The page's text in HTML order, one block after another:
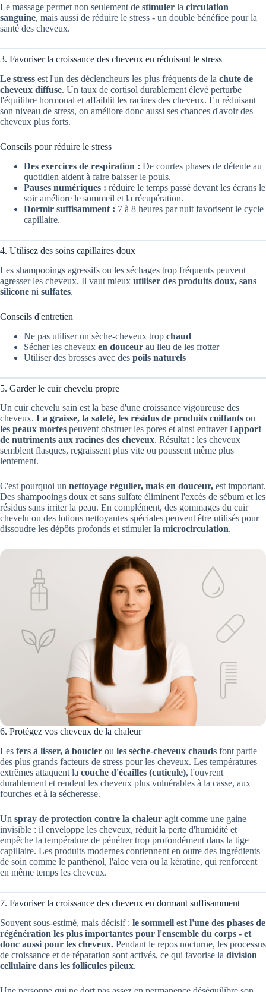
Le massage permet non seulement de stimuler la circulation
sanguine, mais aussi de réduire le stress - un double bénéfice pour la
santé des cheveux.
3. Favoriser la croissance des cheveux en réduisant le stress
Le stress est l'un des déclencheurs les plus fréquents de la chute de
cheveux diffuse. Un taux de cortisol durablement élevé perturbe
l'équilibre hormonal et affaiblit les racines des cheveux. En réduisant
son niveau de stress, on améliore donc aussi ses chances d'avoir des
cheveux plus forts.
Conseils pour réduire le stress
Des exercices de respiration : De courtes phases de détente au
quotidien aident à faire baisser le pouls.
Pauses numériques : réduire le temps passé devant les écrans le
soir améliore le sommeil et la récupération.
Dormir suffisamment : 7 à 8 heures par nuit favorisent le cycle
capillaire.
4. Utilisez des soins capillaires doux
Les shampooings agressifs ou les séchages trop fréquents peuvent
agresser les cheveux. Il vaut mieux utiliser des produits doux, sans
silicone ni sulfates.
Conseils d'entretien
Ne pas utiliser un sèche-cheveux trop chaud
Sécher les cheveux en douceur au lieu de les frotter
Utiliser des brosses avec des poils naturels
5. Garder le cuir chevelu propre
Un cuir chevelu sain est la base d'une croissance vigoureuse des
cheveux. La graisse, la saleté, les résidus de produits coiffants ou
les peaux mortes peuvent obstruer les pores et ainsi entraver l'apport
de nutriments aux racines des cheveux. Résultat : les cheveux
semblent flasques, regraissent plus vite ou poussent même plus
lentement.
C'est pourquoi un nettoyage régulier, mais en douceur, est important.
Des shampooings doux et sans sulfate éliminent l'excès de sébum et les
résidus sans irriter la peau. En complément, des gommages du cuir
chevelu ou des lotions nettoyantes spéciales peuvent être utilisés pour
dissoudre les dépôts profonds et stimuler la microcirculation.
6. Protégez vos cheveux de la chaleur
Les fers à lisser, à boucler ou les sèche-cheveux chauds font partie
des plus grands facteurs de stress pour les cheveux. Les températures
extrêmes attaquent la couche d'écailles (cuticule), l'ouvrent
durablement et rendent les cheveux plus vulnérables à la casse, aux
fourches et à la sécheresse.
Un spray de protection contre la chaleur agit comme une gaine
invisible : il enveloppe les cheveux, réduit la perte d'humidité et
empêche la température de pénétrer trop profondément dans la tige
capillaire. Les produits modernes contiennent en outre des ingrédients
de soin comme le panthénol, l'aloe vera ou la kératine, qui renforcent
en même temps les cheveux.
7. Favoriser la croissance des cheveux en dormant suffisamment
Souvent sous-estimé, mais décisif : le sommeil est l'une des phases de
régénération les plus importantes pour l'ensemble du corps - et
donc aussi pour les cheveux. Pendant le repos nocturne, les processus
de croissance et de réparation sont activés, ce qui favorise la division
cellulaire dans les follicules pileux.